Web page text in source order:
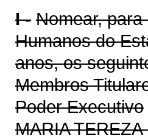
I - Nomear,
Humanos do
anos, os
Membros
Poder Executivo
MARIA